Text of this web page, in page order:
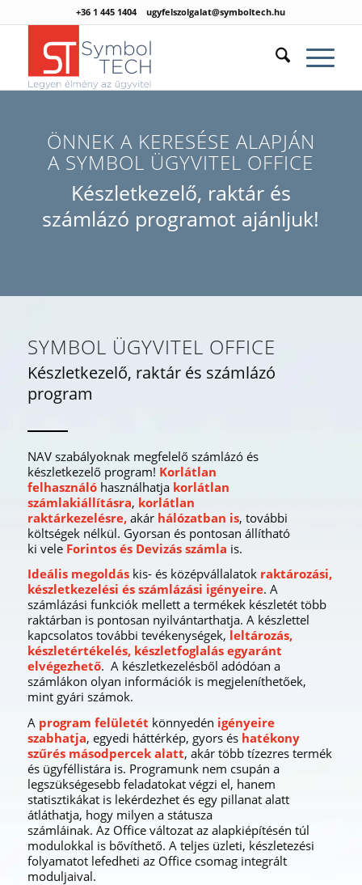
+36 1 445 1404 ugyfelszolgalat@symboltech.hu
ÖNNEK A KERESÉSE ALAPJÁN
A SYMBOL ÜGYVITEL OFFICE
Készletkezelő, raktár és
számlázó programot ajánljuk!
SYMBOL ÜGYVITEL OFFICE
Készletkezelő, raktár és számlázó
program
NAV szabályoknak megfelelő számlázó és
készletkezelő program! Korlátlan
felhasználóhasználhatja korlátlan
számlakiállításra, korlátlan
raktárkezelésre, akár hálózatban is, további
költségek nélkül. Gyorsan és pontosan állítható
ki veleForintos és Devizás számla is.
Ideális megoldáskis- és középvállalatok raktározási,
készletkezelési és számlázási igényeire. A
számlázási funkciók mellett a termékek készletét több
raktárban is pontosan nyilvántarthatja. A készlettel
kapcsolatos további tevékenységek, leltározás,
készletértékelés, készletfoglalás egyaránt
elvégezhető. A készletkezelésből adódóan a
számlákon olyan információk is megjeleníthetőek,
mint gyári számok.
Aprogram felületét könnyedén igényeire
szabhatja, egyedi háttérkép, gyors és hatékony
szűrés másodpercek alatt, akár több tízezres termék
és ügyféllistára is. Programunk nem csupán a
legszükségesebb feladatokat végzi el, hanem
statisztikákat is lekérdezhet és egy pillanat alatt
átláthatja, hogy milyen a státusza
számláinak. Az Office változat az alapkiépítésén túl
modulokkal is bővíthető. A teljes üzleti, készletezési
folyamatot lefedheti az Office csomag integrált
moduljaival.